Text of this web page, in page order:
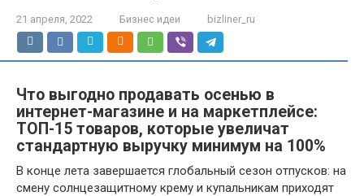
21 апреля, 2022 Бизнес идеи bizliner_ru
Что выгодно продавать осенью в
интернет-магазине и на маркетплейсе:
ТОП-15 товаров, которые увеличат
стандартную выручку минимум на 100%
В конце лета завершается глобальный сезон отпусков: на
смену солнцезащитному крему и купальникам приходят